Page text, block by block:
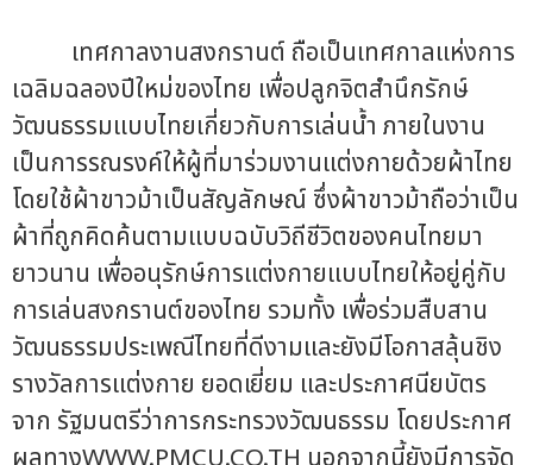
เทศกาลงานสงกรานต์ ถือเป็นเทศกาลแห่งการ
เฉลิมฉลองปีใหม่ของไทย เพื่อปลูกจิตสำนึกรักษ์
วัฒนธรรมแบบไทยเกี่ยวกับการเล่นน้ำ ภายในงาน
เป็นการรณรงค์ให้ผู้ที่มาร่วมงานแต่งกายด้วยผ้าไทย
โดยใช้ผ้าขาวม้าเป็นสัญลักษณ์ ซึ่งผ้าขาวม้าถือว่าเป็น
ผ้าที่ถูกคิดค้นตามแบบฉบับวิถีชีวิตของคนไทยมา
ยาวนาน เพื่ออนุรักษ์การแต่งกายแบบไทยให้อยู่คู่กับ
การเล่นสงกรานต์ของไทย รวมทั้ง เพื่อร่วมสืบสาน
วัฒนธรรมประเพณีไทยที่ดีงามและยังมีโอกาสลุ้นชิง
รางวัลการแต่งกาย ยอดเยี่ยม และประกาศนียบัตร
จาก รัฐมนตรีว่าการกระทรวงวัฒนธรรม โดยประกาศ